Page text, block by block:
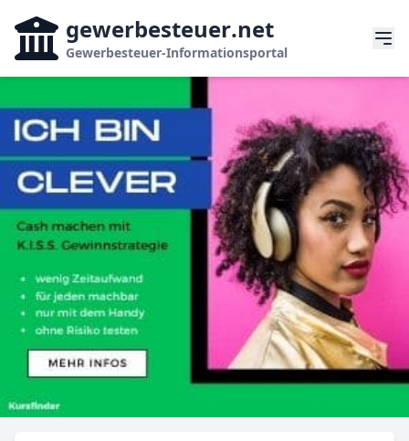
gewerbesteuer.net
Gewerbesteuer-Informationsportal